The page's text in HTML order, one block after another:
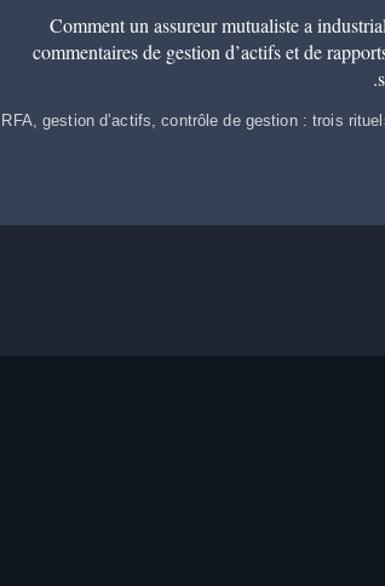
Comment un assureur mutualiste a
commentaires de gestion d’actifs et de
RFA, gestion d’actifs, contrôle de gestion : trois